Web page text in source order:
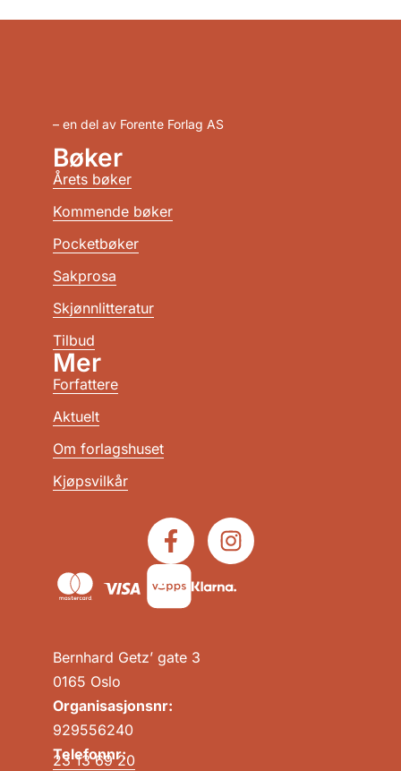
– en del av Forente Forlag AS
Bernhard Getz’ gate 3
0165 Oslo
Organisasjonsnr:
929556240
Telefonnr:
23 13 69 20
Bøker
Årets bøker
Kommende bøker
Pocketbøker
Sakprosa
Skjønnlitteratur
Tilbud
Mer
Forfattere
Aktuelt
Om forlagshuset
Kjøpsvilkår